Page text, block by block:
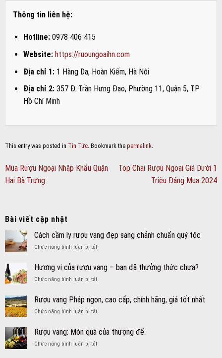
Thông tin liên hệ:
Hotline:0978 406 415
Website: https://ruoungoaihn.com
Địa chỉ 1:1 Hàng Da, Hoàn Kiếm, Hà Nội
Địa chỉ 2:357 Đ. Trần Hưng Đạo, Phường 11, Quận 5, TP
Hồ Chí Minh
This entry was posted in Tin Tức. Bookmark the permalink.
Mua Rượu Ngoại Nhập Khẩu Quận
Hai Bà Trưng
Top Chai Rượu Ngoại Giá Dưới 1
Triệu Đáng Mua 2024
Bài viết cập nhật
Cách cầm ly rượu vang đẹp sang chảnh chuẩn quý tộc
Chức năng bình luận bị tắtở
ly
rượu
đẹp
sang
chảnh
quý
Hương vị của rượu vang – bạn đã thưởng thức chưa?
Chức năng bình luận bị tắtở
của
rượu
–
đã
Rượu vang Pháp ngon, cao cấp, chính hãng, giá tốt nhất
Chức năng bình luận bị tắtở
vang
Pháp
ngon,
Rượu vang: Món quà của thượng đế
Chức năng bình luận bị tắtở